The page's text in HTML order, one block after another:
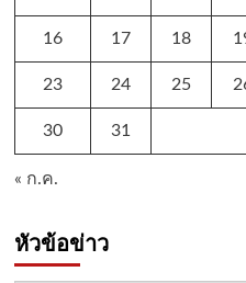
16 17 18
23 24 25
30 31
« ก.ค.
หัวข้อข่าว